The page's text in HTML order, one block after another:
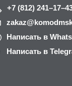
+7 (812)
Написать в
Написать в